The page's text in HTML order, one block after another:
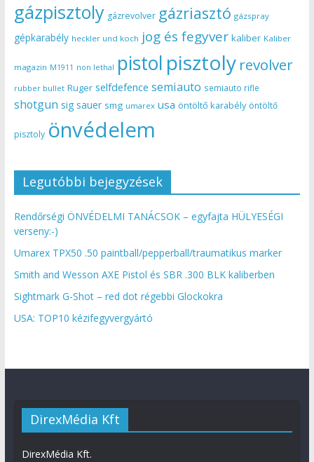
gázpisztoly gázrevolver gázriasztó gázspray
gépkarabély heckler und koch jog és fegyver kaliber Kaliber
magazin M1911 non lethal pistol pisztoly revolver
rubber bullet Ruger selfdefence semiauto semiauto rifle
shotgun sig sauer smg umarex usa öntöltő karabély öntöltő
pisztoly önvédelem
Legutóbbi bejegyzések
Rendőrségi ÖNVÉDELMI TANÁCSOK – egyfajta HÜLYESÉGI
verseny:-)
Umarex TPX50 .50 paintball/pepperball/traumatikus marker
Smith and Wesson AXE Pistol és SBR .300 BLK kaliberben
Sightmark G-Shot – red dot régebbi Glockokra
USA: TOP10 kézifegyvergyártó
DirexMédia Kft
DirexMédia Kft.